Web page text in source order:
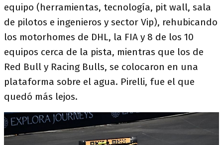
equipo (herramientas, tecnología, pit wall, sala
de pilotos e ingenieros y sector Vip), rehubicando
los motorhomes de DHL, la FIA y 8 de los 10
equipos cerca de la pista, mientras que los de
Red Bull y Racing Bulls, se colocaron en una
plataforma sobre el agua. Pirelli, fue el que
quedó más lejos.